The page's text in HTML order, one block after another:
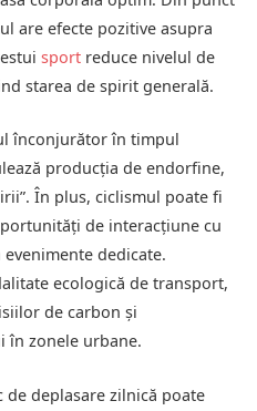
are efecte pozitive asupra
sport reduce nivelul de
starea de spirit generală.
înconjurător în timpul
producția de endorfine,
În plus, ciclismul poate fi
de interacțiune cu
dedicate.
ecologică de transport,
de carbon și
în zonele urbane.
deplasare zilnică poate